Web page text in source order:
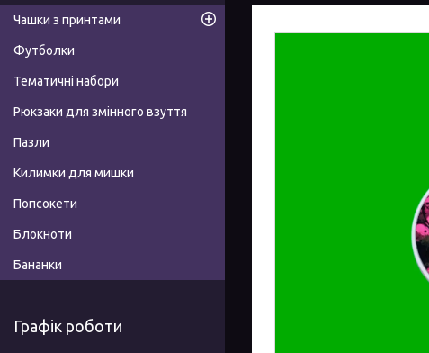
Чашки з принтами
Футболки
Тематичні набори
Рюкзаки для змінного взуття
Пазли
Килимки для мишки
Попсокети
Блокноти
Бананки
Графік роботи